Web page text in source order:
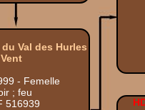
du Val des Hurles
Vent
- Femelle
; feu
516939